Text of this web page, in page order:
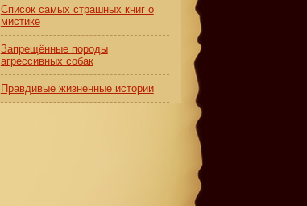
Список самых страшных книг о
мистике
Запрещённые породы
агрессивных собак
Правдивые жизненные истории